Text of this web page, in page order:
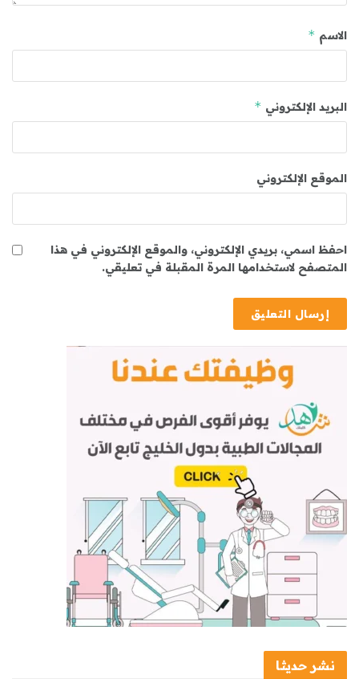
الاسم *
البريد الإلكتروني *
الموقع الإلكتروني
احفظ اسمي، بريدي الإلكتروني، والموقع الإلكتروني في هذا
المتصفح لاستخدامها المرة المقبلة في تعليقي.
نشر حديثا